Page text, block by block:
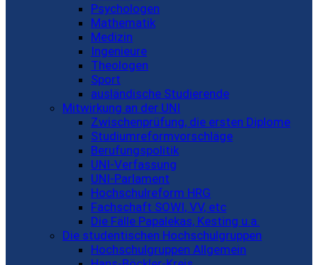
Psychologen
Mathematik
Medizin
Ingenieure
Theologen
Sport
ausländische Studierende
Mitwirkung an der UNI
Zwischenprüfung, die ersten Diplome
Studiumreformvorschläge
Berufungspolitik
UNI-Verfassung
UNI-Parlament
Hochschulreform HRG
Fachschaft SOWI, VV, etc
Die Fälle Papalekas, Kesting u.a.
Die studentischen Hochschulgruppen
Hochschulgruppen Allgemein